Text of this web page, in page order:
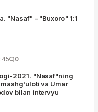
"Nasaf" – "Buxoro" 1:1
0
2021. "Nasaf"ning
va Umar
bilan intervyu